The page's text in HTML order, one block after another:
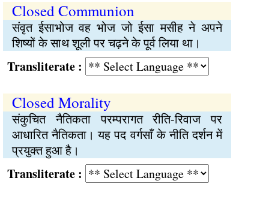
Closed Communion
संवृत ईसाभोज वह भोज जो ईसा मसीह ने अपने
शिष्यों के साथ शूली पर चढ़ने के पूर्व लिया था।
:
Closed Morality
संकुचित नैतिकता परम्परागत रीति-रिवाज पर
आधारित नैतिकता। यह पद वर्गसाँ के नीति दर्शन में
प्रयुक्त हुआ है।
: